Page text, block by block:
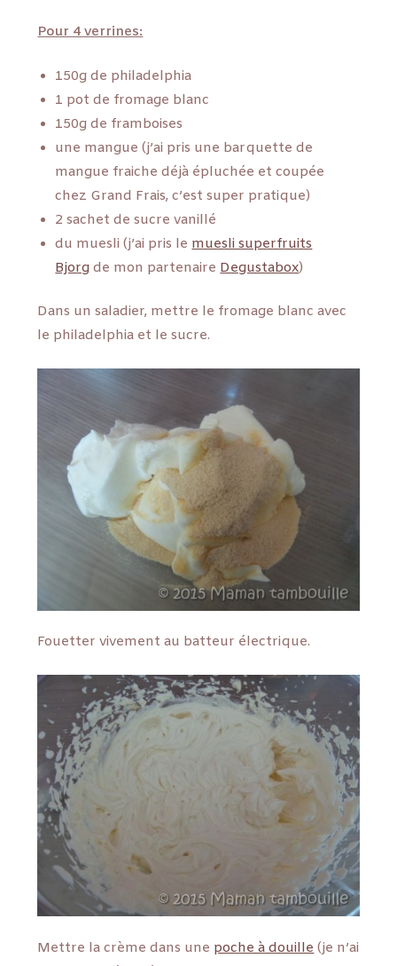
Pour 4 verrines:
150g de philadelphia
1 pot de fromage blanc
150g de framboises
une mangue (j’ai pris une barquette de
mangue fraiche déjà épluchée et coupée
chez Grand Frais, c’est super pratique)
2 sachet de sucre vanillé
du muesli (j’ai pris le muesli superfruits
Bjorg de mon partenaire Degustabox)
Dans un saladier, mettre le fromage blanc avec
le philadelphia et le sucre.
Fouetter vivement au batteur électrique.
Mettre la crème dans une poche à douille (je n’ai